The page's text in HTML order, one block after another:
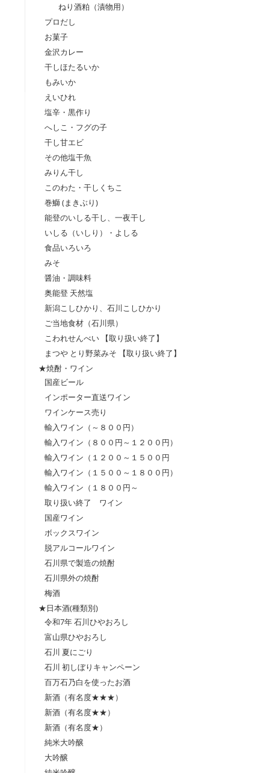
ねり酒粕（漬物用）
プロだし
お菓子
金沢カレー
干しほたるいか
もみいか
えいひれ
塩辛・黒作り
へしこ・フグの子
干し甘エビ
その他塩干魚
みりん干し
このわた・干しくちこ
巻鰤 (まきぶり)
能登のいしる干し、一夜干し
いしる（いしり）・よしる
食品いろいろ
みそ
醤油・調味料
奥能登 天然塩
新潟こしひかり、石川こしひかり
ご当地食材（石川県）
こわれせんべい 【取り扱い終了】
まつや とり野菜みそ 【取り扱い終了】
★焼酎・ワイン
国産ビール
インポーター直送ワイン
ワインケース売り
輸入ワイン（～８００円）
輸入ワイン（８００円～１２００円）
輸入ワイン（１２００～１５００円
輸入ワイン（１５００～１８００円）
輸入ワイン（１８００円～
取り扱い終了 ワイン
国産ワイン
ボックスワイン
脱アルコールワイン
石川県で製造の焼酎
石川県外の焼酎
梅酒
★日本酒(種類別)
令和7年 石川ひやおろし
富山県ひやおろし
石川 夏にごり
石川 初しぼりキャンペーン
百万石乃白を使ったお酒
新酒（有名度★★★）
新酒（有名度★★）
新酒（有名度★）
純米大吟醸
大吟醸